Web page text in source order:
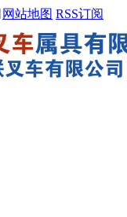
网站地图 RSS订阅